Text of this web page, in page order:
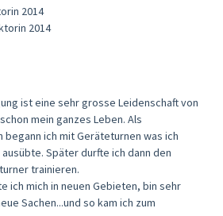
2014
2014
ist eine sehr grosse Leidenschaft von
mein ganzes Leben. Als
begann ich mit Geräteturnen was ich
Später durfte ich dann den
trainieren.
ich mich in neuen Gebieten, bin sehr
Sachen...und so kam ich zum